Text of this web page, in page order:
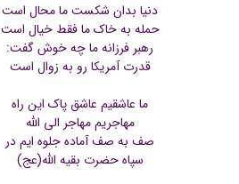
دنیا بدان شکست ما محال است
حمله به خاک ما فقط خیال است
رهبر فرزانه ما چه خوش گفت:
قدرت آمریکا رو به زوال است
ما عاشقیم عاشق پاک این راه
مهاجريم مهاجر الى الله
صف به صف آماده جلوه ایم در
سپاه حضرت بقیه الله(عج)